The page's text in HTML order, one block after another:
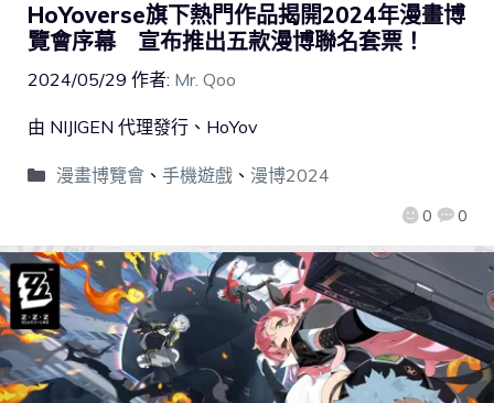
HoYoverse旗下熱門作品揭開2024年漫畫博
覽會序幕 宣布推出五款漫博聯名套票！
2024/05/29 作者: Mr. Qoo
0 0
由 NIJIGEN 代理發行、HoYov
漫畫博覽會、 手機遊戲、 漫博2024